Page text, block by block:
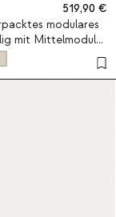
519,90
modulares
mit Mittelmodul